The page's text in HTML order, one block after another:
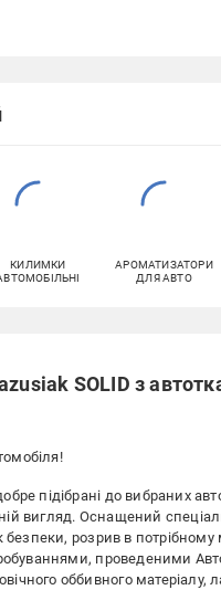
КИЛИМКИ
АРОМАТИЗАТОРИ
ДЛЯ АВТО
SOLID з
підібрані до вибраних
вигляд. Оснащений
розрив в потрібному
проведеними
оббивного